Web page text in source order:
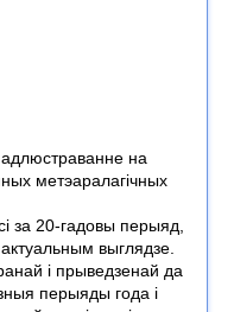
на
метэаралагічных
за 20-гадовы перыяд,
выглядзе.
і прыведзенай да
перыяды года і